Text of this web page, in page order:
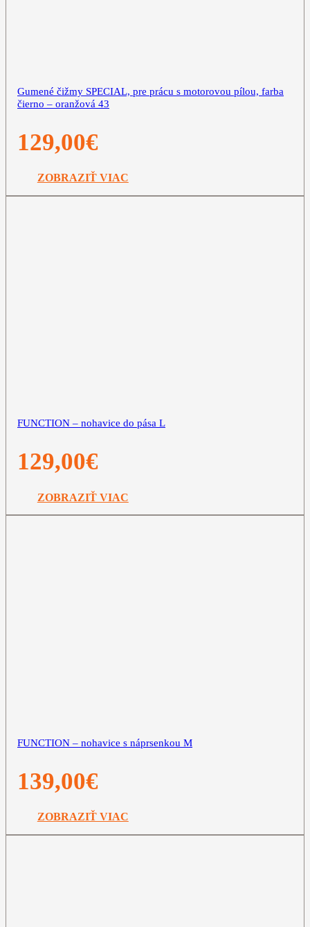
Gumené čižmy SPECIAL, pre prácu s motorovou pílou, farba
čierno – oranžová 43
129,00€
ZOBRAZIŤ VIAC
FUNCTION – nohavice do pása L
129,00€
ZOBRAZIŤ VIAC
FUNCTION – nohavice s náprsenkou M
139,00€
ZOBRAZIŤ VIAC